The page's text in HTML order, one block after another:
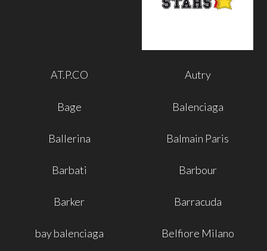
AT.P.CO Autry
Bage Balenciaga
Ballerina Balmain Paris
Barbati Barbour
Barker Barracuda
bay balenciaga Belfiore Milano